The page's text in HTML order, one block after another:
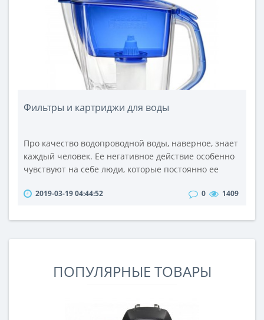
выводимой на флуоресцентный дисплей и степени
Фильтры и картриджи для воды
Про качество водопроводной воды, наверное, знает
каждый человек. Ее негативное действие особенно
чувствуют на себе люди, которые постоянно ее
мегаполисов. Плохое качество воды влияет на
про электроприборы для нагревания воды и
2019-03-19 04:44:52 0 1409
ПОПУЛЯРНЫЕ ТОВАРЫ